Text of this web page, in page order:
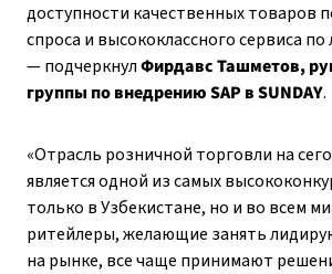
доступности качественных товаров
спроса и высококлассного сервиса
— подчеркнулФирдавс Ташметов,
группы по внедрению SAP вSUNDAY.
«Отрасль розничной торговли на
является одной из самых
только в Узбекистане, но и во всем
ритейлеры, желающие занять
на рынке, все чаще принимают